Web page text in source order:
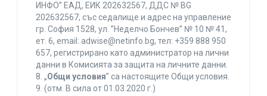
ИНФО” ЕАД, ЕИК 202632567, ДДС № BG
202632567, със седалище и адрес на управление
гр. София 1528, ул. ”Неделчо Бончев” № 10 № 41,
ет. 6, еmail: adwise@netinfo.bg, тел: +359 888 950
657, регистрирано като администратор на лични
данни в Комисията за защита на личните данни.
8. „Общи условия” са настоящите Общи условия.
9. (отм. В сила от 01.03.2020 г.)